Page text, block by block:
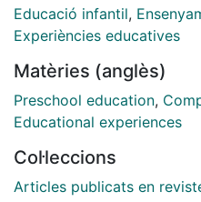
les aules d'educació
multimedia, la qual cosa
Educació infantil,
Experiències educatives
Matèries (anglès)
Preschool education,
Educational experiences
Col·leccions
Articles publicats en